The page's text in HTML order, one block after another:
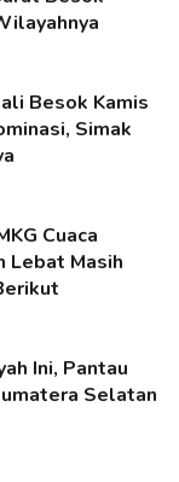
Besok Kamis
Simak
Cuaca
Lebat Masih
Ini, Pantau
Selatan